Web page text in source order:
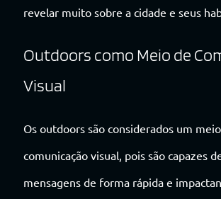
revelar muito sobre a cidade e seus
Outdoors como Meio de
Visual
Os outdoors são considerados um
comunicação visual, pois são capazes
mensagens de forma rápida e